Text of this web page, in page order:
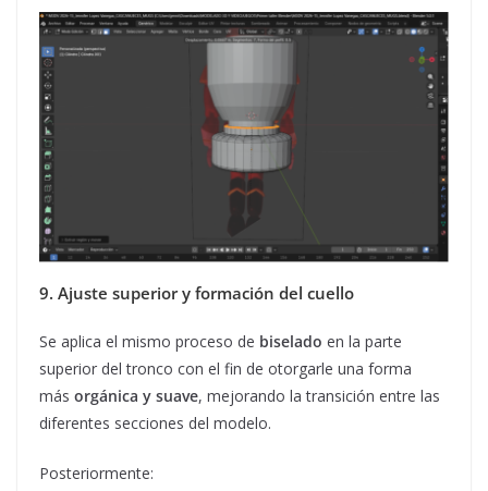
9. Ajuste superior y formación del cuello
Se aplica el mismo proceso de biselado en la parte
superior del tronco con el fin de otorgarle una forma
más orgánica y suave, mejorando la transición entre las
diferentes secciones del modelo.
Posteriormente: